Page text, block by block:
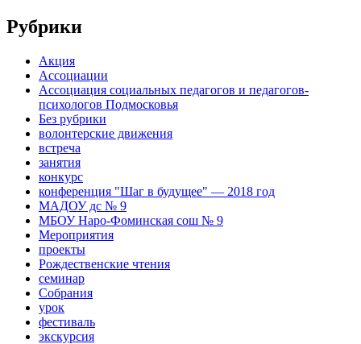
Рубрики
Акция
Ассоциации
Ассоциация социальных педагогов и педагогов-
психологов Подмосковья
Без рубрики
волонтерские движения
встреча
занятия
конкурс
конференция "Шаг в будущее" — 2018 год
МАДОУ дс № 9
МБОУ Наро-Фоминская сош № 9
Мероприятия
проекты
Рождественские чтения
семинар
Собрания
урок
фестиваль
экскурсия